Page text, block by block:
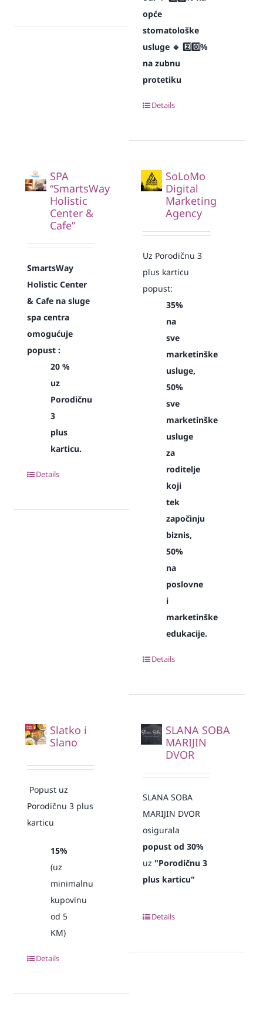
opće
stomatološke
usluge 🔹 2️⃣0️⃣%
na zubnu
protetiku
Details
SPA
“SmartsWay
Holistic
Center &
Cafe”
SmartsWay
Holistic Center
& Cafe na sluge
spa centra
omogućuje
popust :
20 %
uz
Porodičnu
3
plus
karticu.
Details
SoLoMo
Digital
Marketing
Agency
Uz Porodičnu 3
plus karticu
popust:
35%
na
sve
marketinške
usluge,
50%
sve
marketinške
usluge
za
roditelje
koji
tek
započinju
biznis,
50%
na
poslovne
i
marketinške
edukacije.
Details
Slatko i
Slano
Popust uz
Porodičnu 3 plus
karticu
15%
(uz
minimalnu
kupovinu
od 5
KM)
Details
SLANA SOBA
MARIJIN
DVOR
SLANA SOBA
MARIJIN DVOR
osigurala
popust od 30%
uz"Porodičnu 3
plus karticu"
Details